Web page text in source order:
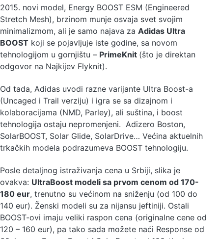
2015. novi model, Energy BOOST ESM (Engineered
Stretch Mesh), brzinom munje osvaja svet svojim
minimalizmom, ali je samo najava za Adidas Ultra
BOOST koji se pojavljuje iste godine, sa novom
tehnologijom u gornjištu – PrimeKnit (što je direktan
odgovor na Najkijev Flyknit).
Od tada, Adidas uvodi razne varijante Ultra Boost-a
(Uncaged i Trail verziju) i igra se sa dizajnom i
kolaboracijama (NMD, Parley), ali suština, i boost
tehnologija ostaju nepromenjeni. Adizero Boston,
SolarBOOST, Solar Glide, SolarDrive… Većina aktuelnih
trkačkih modela podrazumeva BOOST tehnologiju.
Posle detaljnog istraživanja cena u Srbiji, slika je
ovakva: UltraBoost modeli sa prvom cenom od 170-
180 eur, trenutno su većinom na sniženju (od 100 do
140 eur). Ženski modeli su za nijansu jeftiniji. Ostali
BOOST-ovi imaju veliki raspon cena (originalne cene od
120 – 160 eur), pa tako sada možete naći Response od